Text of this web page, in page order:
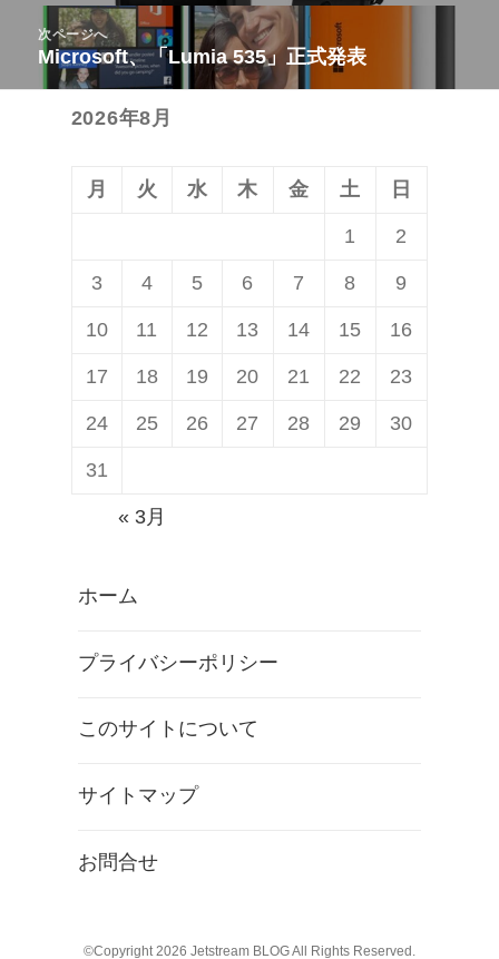
投
稿:
次ページへ
次
の
Microsoft、「Lumia 535」正式発表
2026年8月
月 火 水 木 金 土 日
1 2
3 4 5 6 7 8 9
10 11 12 13 14 15 16
17 18 19 20 21 22 23
24 25 26 27 28 29 30
31
« 3月
ホーム
プライバシーポリシー
このサイトについて
サイトマップ
お問合せ
©Copyright 2026 Jetstream BLOGAll Rights Reserved.